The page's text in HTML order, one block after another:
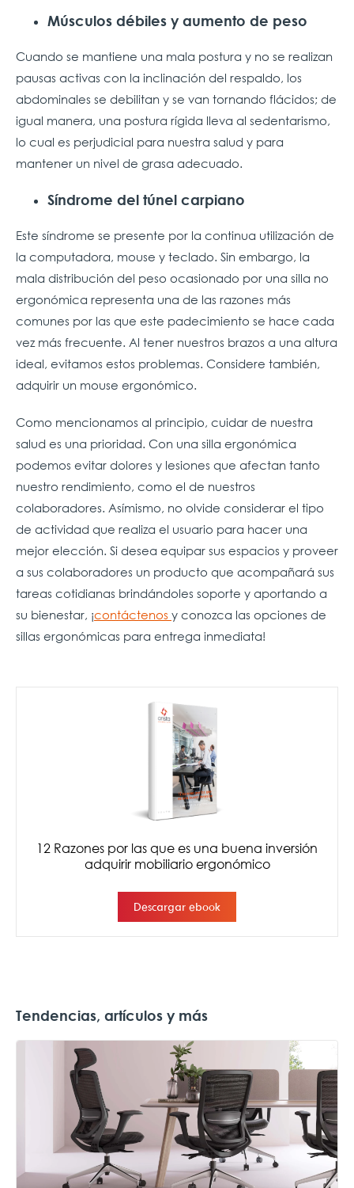
Músculos débiles y aumento de peso
Cuando se mantiene una mala postura y no se realizan
pausas activas con la inclinación del respaldo, los
abdominales se debilitan y se van tornando flácidos; de
igual manera, una postura rígida lleva al sedentarismo,
lo cual es perjudicial para nuestra salud y para
mantener un nivel de grasa adecuado.
Síndrome del túnel carpiano
Este síndrome se presente por la continua utilización de
la computadora, mouse y teclado. Sin embargo, la
mala distribución del peso ocasionado por una silla no
ergonómica representa una de las razones más
comunes por las que este padecimiento se hace cada
vez más frecuente. Al tener nuestros brazos a una altura
ideal, evitamos estos problemas. Considere también,
adquirir un mouse ergonómico.
Como mencionamos al principio, cuidar de nuestra
salud es una prioridad. Con una silla ergonómica
podemos evitar dolores y lesiones que afectan tanto
nuestro rendimiento, como el de nuestros
colaboradores. Asímismo, no olvide considerar el tipo
de actividad que realiza el usuario para hacer una
mejor elección. Si desea equipar sus espacios y proveer
a sus colaboradores un producto que acompañará sus
tareas cotidianas brindándoles soporte y aportando a
su bienestar, ¡contáctenos y conozca las opciones de
sillas ergonómicas para entrega inmediata!
Tendencias, artículos y más